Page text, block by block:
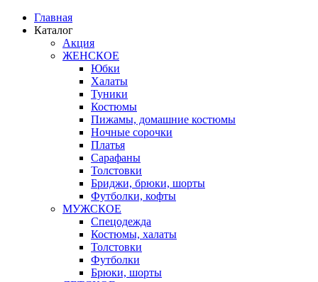
Главная
Каталог
Акция
ЖЕНСКОЕ
Юбки
Халаты
Туники
Костюмы
Пижамы, домашние костюмы
Ночные сорочки
Платья
Сарафаны
Толстовки
Бриджи, брюки, шорты
Футболки, кофты
МУЖСКОЕ
Спецодежда
Костюмы, халаты
Толстовки
Футболки
Брюки, шорты